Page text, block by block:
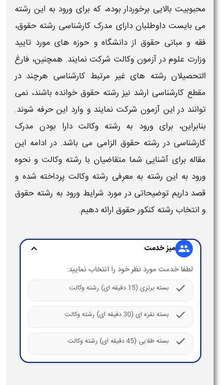
محبوبیت بالایی برخوردار بوده، که برای ورود به این رشته
می بایست داوطلبان دارای مدرک کارشناسی رشته حقوق،
فقه و مبانی حقوق از دانشگاه و حوزه های مورد تایید
وزارت علوم در آزمونوکالت شرکت نمایند. همچنین، فارغ
التحصیلان رشته های غیر مرتبط کارشناسی هرچند در
مقطع کارشناسی ارشد نیز رشته حقوق خوانده باشند، نمی
توانند در این آزمون شرکت نمایند و وارد این حرفه شوند.
بنابراین، برای ورود به رشته وکالتدارا بودن مدرک
کارشناسی در رشته حقوق الزامی می باشد. در ادامه این
مقاله برای آشنایی شما متقاضیان با رشته وکالت و نحوه
ورود به این رشته به معرفی رشته وکالت پرداخته شده و
قصد داریم توضیحاتی در مورد شرایط ورود به رشته حقوق
وانتخاب رشته کنکور حقوق ارائه دهیم.
group میز خدمت expand_more
لطفا خدمت مورد نظر خود را انتخاب نمایید:
check بسته برنزی (15 دقیقه ای) رشته وکالت
check بسته نقره ای (30 دقیقه ای) رشته وکالت
check بسته طلایی (45 دقیقه ای) رشته وکالت